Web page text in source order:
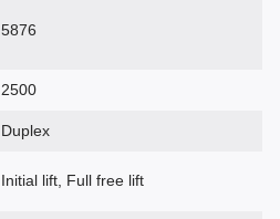
5876
2500
Duplex
Initial lift, Full free lift